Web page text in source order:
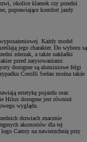
okolice klamek czy przedni
poprawiające komfort jazdy
Każdy model
jego charakter. Do wyboru są
zderzak, a także nakładki
przed zarysowaniami
dostępne są aluminiowe felgi
Corolli Sedan można także
estetykę pojazdu oraz
Hilux dostępne jest również
wyglądu.
drzwiach znacznie
akcesoriów dla tej
Camry na nawierzchnię przy